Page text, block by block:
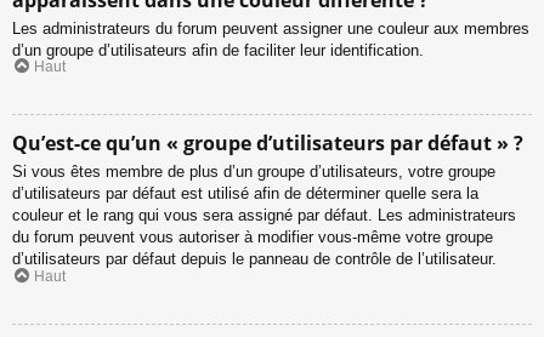
Les administrateurs du forum peuvent assigner une couleur aux membres
d’un groupe d’utilisateurs afin de faciliter leur identification.
Haut
Qu’est-ce qu’un « groupe d’utilisateurs par défaut » ?
Si vous êtes membre de plus d’un groupe d’utilisateurs, votre groupe
d’utilisateurs par défaut est utilisé afin de déterminer quelle sera la
couleur et le rang qui vous sera assigné par défaut. Les administrateurs
du forum peuvent vous autoriser à modifier vous-même votre groupe
d’utilisateurs par défaut depuis le panneau de contrôle de l’utilisateur.
Haut